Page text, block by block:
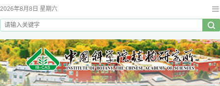
2026年8月8日 星期六